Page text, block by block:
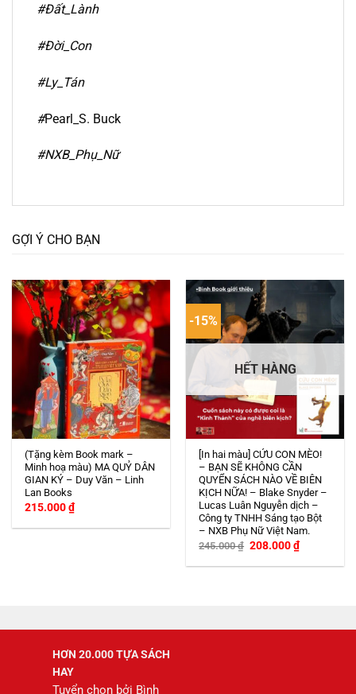
#Đất_Lành
#Đời_Con
#Ly_Tán
#Pearl_S. Buck
#NXB_Phụ_Nữ
GỢI Ý CHO BẠN
(Tặng kèm Book mark –
Minh hoạ màu) MA QUỶ DÂN
GIAN KÝ – Duy Văn – Linh
Lan Books
215.000₫
-15%
HẾT HÀNG
[In hai màu] CỨU CON MÈO!
– BẠN SẼ KHÔNG CẦN
QUYỂN SÁCH NÀO VỀ BIÊN
KỊCH NỮA! – Blake Snyder –
Lucas Luân Nguyễn dịch –
Công ty TNHH Sáng tạo Bột
– NXB Phụ Nữ Việt Nam.
245.000₫ Giá
là:
208.000₫Giá
hiện
tại
HƠN 20.000 TỰA SÁCH
HAY
Tuyển chọn bởi Bình